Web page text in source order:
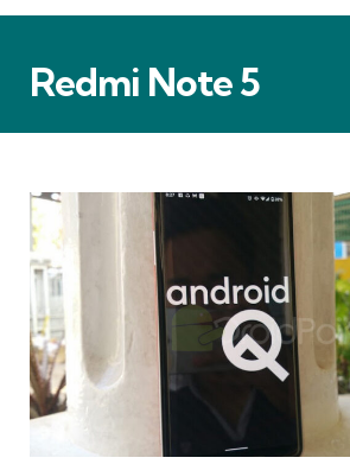
Redmi Note 5